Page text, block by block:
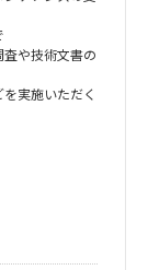
や技術文書の
実施いただく